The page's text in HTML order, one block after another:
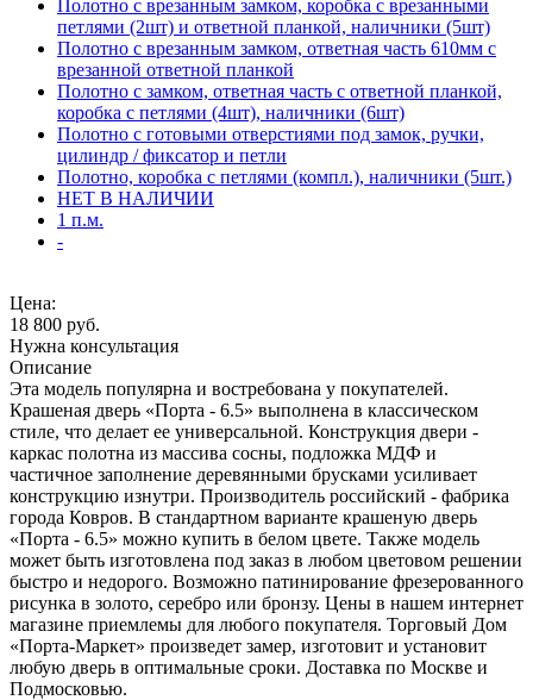
Полотно с врезанным замком, коробка с врезанными
петлями (2шт) и ответной планкой, наличники (5шт)
Полотно с врезанным замком, ответная часть 610мм с
врезанной ответной планкой
Полотно с замком, ответная часть с ответной планкой,
коробка с петлями (4шт), наличники (6шт)
Полотно с готовыми отверстиями под замок, ручки,
цилиндр / фиксатор и петли
Полотно, коробка с петлями (компл.), наличники (5шт.)
НЕТ В НАЛИЧИИ
1 п.м.
-
Цена:
18 800 руб.
Нужна консультация
Описание
Эта модель популярна и востребована у покупателей.
Крашеная дверь «Порта - 6.5» выполнена в классическом
стиле, что делает ее универсальной. Конструкция двери -
каркас полотна из массива сосны, подложка МДФ и
частичное заполнение деревянными брусками усиливает
конструкцию изнутри. Производитель российский - фабрика
города Ковров. В стандартном варианте крашеную дверь
«Порта - 6.5» можно купить в белом цвете. Также модель
может быть изготовлена под заказ в любом цветовом решении
быстро и недорого. Возможно патинирование фрезерованного
рисунка в золото, серебро или бронзу. Цены в нашем интернет
магазине приемлемы для любого покупателя. Торговый Дом
«Порта-Маркет» произведет замер, изготовит и установит
любую дверь в оптимальные сроки. Доставка по Москве и
Подмосковью.